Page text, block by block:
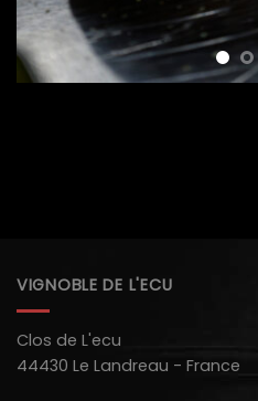
VIGNOBLE DE L'ECU
Clos de L'ecu
44430 Le Landreau - France